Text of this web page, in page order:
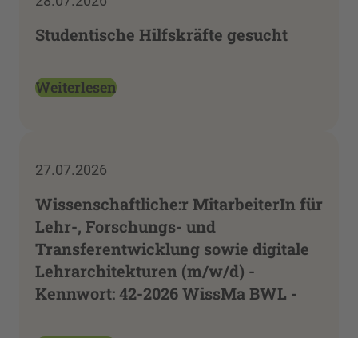
Studentische Hilfskräfte gesucht
Weiterlesen
27.07.2026
Wissenschaftliche:r MitarbeiterIn für
Lehr-, Forschungs- und
Transferentwicklung sowie digitale
Lehrarchitekturen (m/w/d) -
Kennwort: 42-2026 WissMa BWL -